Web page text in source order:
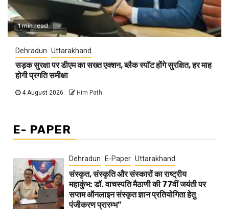
1 min read
Dehradun Uttarakhand
सड़क सुरक्षा पर डीएम का सख्त एक्शन, ब्लैक स्पॉट होंगे सुरक्षित, हर माह
होगी प्रगति समीक्षा
4 August 2026 Him Path
E- PAPER
Dehradun E-Paper Uttarakhand
संस्कृत, संस्कृति और संस्कारों का राष्ट्रीय
महाकुंभ: डॉ. वाचस्पति मैठाणी की 77वीं जयंती पर
सप्तम ऑनलाइन संस्कृत ज्ञान प्रतियोगिता हेतु
पंजीकरण प्रारम्भ”